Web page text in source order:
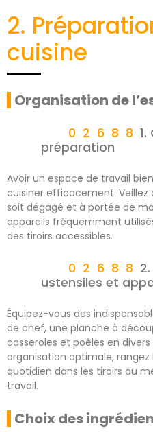
2.
cuisine
Organisation de
préparation
Avoir un espace de travail
cuisiner efficacement.
soit dégagé et à portée de
appareils fréquemment
des tiroirs accessibles.
ustensiles et
Équipez-vous des
de chef, une planche à
casseroles et poêles en
organisation optimale, rangez
quotidien dans les tiroirs du
travail.
Choix des